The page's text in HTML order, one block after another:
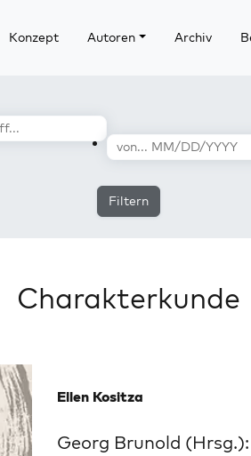
Konzept Autoren Archiv
Filtern
Charakterkunde
Ellen Kositza
Georg Brunold